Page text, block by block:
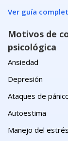
Ver guía
Motivos de
psicológica
Ansiedad
Depresión
Ataques de
Autoestima
Manejo del estrés